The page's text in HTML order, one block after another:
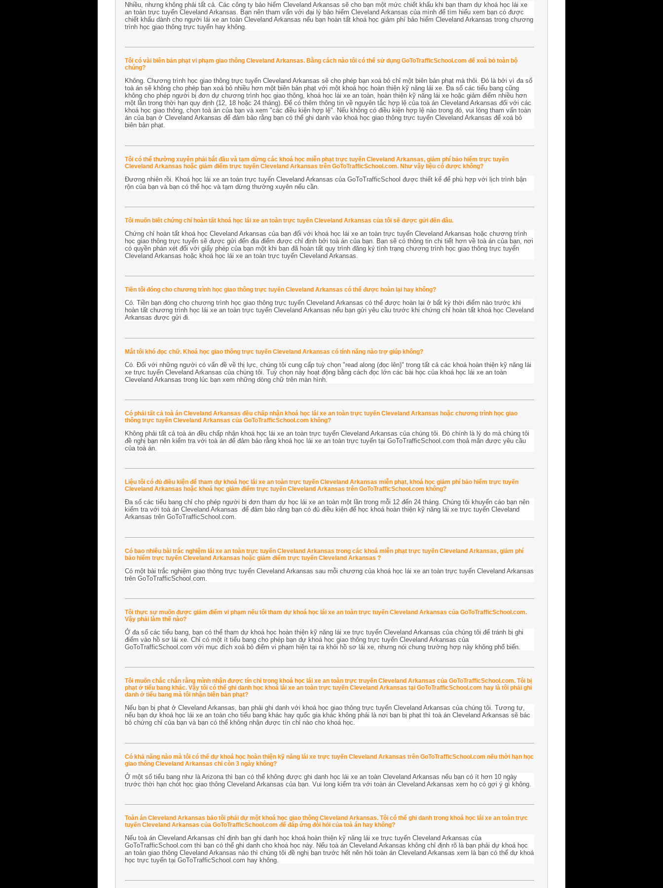
Nhiều, nhưng không phải tất cả. Các công ty bảo hiểm Cleveland Arkansas sẽ cho bạn một mức chiết khấu khi bạn tham dự khoá học lái xe
an toàn trực tuyến Cleveland Arkansas. Bạn nên tham vấn với đại lý bảo hiểm Cleveland Arkansas của mình để tìm hiểu xem bạn có được
chiết khấu dành cho người lái xe an toàn Cleveland Arkansas nếu bạn hoàn tất khoá học giảm phí bảo hiểm Cleveland Arkansas trong chương
trình học giao thông trực tuyến hay không.
Tôi có vài biên bản phạt vi phạm giao thông Cleveland Arkansas. Bằng cách nào tôi có thể sử dụng GoToTrafficSchool.com để xoá bỏ toàn bộ
chúng?
Không. Chương trình học giao thông trực tuyến Cleveland Arkansas sẽ cho phép bạn xoá bỏ chỉ một biên bản phạt mà thôi. Đó là bởi vì đa số
toà án sẽ không cho phép bạn xoá bỏ nhiều hơn một biên bản phạt với một khoá học hoàn thiện kỹ năng lái xe. Đa số các tiểu bang cũng
không cho phép người bị đơn dự chương trình học giao thông, khoá học lái xe an toàn, hoàn thiện kỹ năng lái xe hoặc giảm điểm nhiều hơn
một lần trong thời hạn quy định (12, 18 hoặc 24 tháng). Để có thêm thông tin về nguyên tắc hợp lệ của toà án Cleveland Arkansas đối với các
khoá học giao thông, chọn toà án của bạn và xem "các điều kiện hợp lệ". Nếu không có điều kiện hợp lệ nào trong đó, vui lòng tham vấn toàn
án của bạn ở Cleveland Arkansas để đảm bảo rằng bạn có thể ghi danh vào khoá học giao thông trực tuyến Cleveland Arkansas để xoá bỏ
biên bản phạt.
Tôi có thể thường xuyên phải bắt đầu và tạm dừng các khoá học miễn phạt trực tuyến Cleveland Arkansas, giảm phí bảo hiểm trực tuyến
Cleveland Arkansas hoặc giảm điểm trực tuyến Cleveland Arkansas trên GoToTrafficSchool.com. Như vậy liệu có được không?
Đương nhiên rồi. Khoá học lái xe an toàn trực tuyến Cleveland Arkansas của GoToTrafficSchool được thiết kế để phù hợp với lịch trình bận
rộn của bạn và bạn có thể học và tạm dừng thường xuyên nếu cần.
Tôi muốn biết chứng chỉ hoàn tất khoá học lái xe an toàn trực tuyến Cleveland Arkansas của tôi sẽ được gửi đến đâu.
Chứng chỉ hoàn tất khoá học Cleveland Arkansas của bạn đối với khoá học lái xe an toàn trực tuyến Cleveland Arkansas hoặc chương trình
học giao thông trực tuyến sẽ được gửi đến địa điểm được chỉ định bởi toà án của bạn. Bạn sẽ có thông tin chi tiết hơn về toà án của bạn, nơi
có quyền phán xét đối với giấy phép của bạn một khi bạn đã hoàn tất quy trình đăng ký tình trạng chương trình học giao thông trực tuyến
Cleveland Arkansas hoặc khoá học lái xe an toàn trực tuyến Cleveland Arkansas.
Tiền tôi đóng cho chương trình học giao thông trực tuyến Cleveland Arkansas có thể được hoàn lại hay không?
Có. Tiền bạn đóng cho chương trình học giao thông trực tuyến Cleveland Arkansas có thể được hoàn lại ở bất kỳ thời điểm nào trước khi
hoàn tất chương trình học lái xe an toàn trực tuyến Cleveland Arkansas nếu bạn gửi yêu cầu trước khi chứng chỉ hoàn tất khoá học Cleveland
Arkansas được gửi đi.
Mắt tôi khó đọc chữ. Khoá học giao thông trực tuyến Cleveland Arkansas có tính năng nào trợ giúp không?
Có. Đối với những người có vấn đề về thị lực, chúng tôi cung cấp tuỳ chọn "read along (đọc lên)" trong tất cả các khoá hoàn thiện kỹ năng lái
xe trực tuyến Cleveland Arkansas của chúng tôi. Tuỳ chọn này hoạt động bằng cách đọc lớn các bài học của khoá học lái xe an toàn
Cleveland Arkansas trong lúc bạn xem những dòng chữ trên màn hình.
Có phải tất cả toà án Cleveland Arkansas đều chấp nhận khoá học lái xe an toàn trực tuyến Cleveland Arkansas hoặc chương trình học giao
thông trực tuyến Cleveland Arkansas của GoToTrafficSchool.com không?
Không phải tất cả toà án đều chấp nhận khoá học lái xe an toàn trực tuyến Cleveland Arkansas của chúng tôi. Đó chính là lý do mà chúng tôi
đề nghị bạn nên kiểm tra với toà án để đảm bảo rằng khoá học lái xe an toàn trực tuyến tại GoToTrafficSchool.com thoả mãn được yêu cầu
của toà án.
Liệu tôi có đủ điều kiện để tham dự khoá học lái xe an toàn trực tuyến Cleveland Arkansas miễn phạt, khoá học giảm phí bảo hiểm trực tuyến
Cleveland Arkansas hoặc khoá học giảm điểm trực tuyến Cleveland Arkansas trên GoToTrafficSchool.com không?
Đa số các tiểu bang chỉ cho phép người bị đơn tham dự học lái xe an toàn một lần trong mỗi 12 đến 24 tháng. Chúng tôi khuyến cáo bạn nên
kiểm tra với toà án Cleveland Arkansas để đảm bảo rằng bạn có đủ điều kiện để học khoá hoàn thiện kỹ năng lái xe trực tuyến Cleveland
Arkansas trên GoToTrafficSchool.com.
Có bao nhiêu bài trắc nghiệm lái xe an toàn trực tuyến Cleveland Arkansas trong các khoá miễn phạt trực tuyến Cleveland Arkansas, giảm phí
bảo hiểm trực tuyến Cleveland Arkansas hoặc giảm điểm trực tuyến Cleveland Arkansas ?
Có một bài trắc nghiệm giao thông trực tuyến Cleveland Arkansas sau mỗi chương của khoá học lái xe an toàn trực tuyến Cleveland Arkansas
trên GoToTrafficSchool.com.
Tôi thực sự muốn được giảm điểm vi phạm nếu tôi tham dự khoá học lái xe an toàn trực tuyến Cleveland Arkansas của GoToTrafficSchool.com.
Vậy phải làm thế nào?
Ở đa số các tiểu bang, bạn có thể tham dự khoá học hoàn thiện kỹ năng lái xe trực tuyến Cleveland Arkansas của chúng tôi để tránh bị ghi
điểm vào hồ sơ lái xe. Chỉ có một ít tiểu bang cho phép bạn dự khoá học giao thông trực tuyến Cleveland Arkansas của
GoToTrafficSchool.com với mục đích xoá bỏ điểm vi phạm hiện tại ra khỏi hồ sơ lái xe, nhưng nói chung trường hợp này không phổ biến.
Tôi muốn chắc chắn rằng mình nhận được tín chỉ trong khoá học lái xe an toàn trực truyến Cleveland Arkansas của GoToTrafficSchool.com. Tôi bị
phạt ở tiểu bang khác. Vậy tôi có thể ghi danh học khoá lái xe an toàn trực tuyến Cleveland Arkansas tại GoToTrafficSchool.com hay là tôi phải ghi
danh ở tiểu bang mà tôi nhận biên bản phạt?
Nếu bạn bị phạt ở Cleveland Arkansas, bạn phải ghi danh với khoá học giao thông trực tuyến Cleveland Arkansas của chúng tôi. Tương tự,
nếu bạn dự khoá học lái xe an toàn cho tiểu bang khác hay quốc gia khác không phải là nơi bạn bị phạt thì toà án Cleveland Arkansas sẽ bác
bỏ chứng chỉ của bạn và bạn có thể không nhận được tín chỉ nào cho khoá học.
Có khả năng nào mà tôi có thể dự khoá học hoàn thiện kỹ năng lái xe trực tuyến Cleveland Arkansas trên GoToTrafficSchool.com nếu thời hạn học
giao thông Cleveland Arkansas chỉ còn 3 ngày không?
Ở một số tiểu bang như là Arizona thì bạn có thể không được ghi danh học lái xe an toàn Cleveland Arkansas nếu bạn có ít hơn 10 ngày
trước thời hạn chót học giao thông Cleveland Arkansas của bạn. Vui long kiểm tra với toàn án Cleveland Arkansas xem họ có gợi ý gì không.
Toàn án Cleveland Arkansas bảo tôi phải dự một khoá học giao thông Cleveland Arkansas. Tôi có thể ghi danh trong khoá học lái xe an toàn trực
tuyến Cleveland Arkansas của GoToTrafficSchool.com để đáp ứng đòi hỏi của toà án hay không?
Nếu toà án Cleveland Arkansas chỉ định bạn ghi danh học khoá hoàn thiện kỹ năng lái xe trực tuyến Cleveland Arkansas của
GoToTrafficSchool.com thì bạn có thể ghi danh cho khoá học này. Nếu toà án Cleveland Arkansas không chỉ định rõ là bạn phải dự khoá học
an toàn giao thông Cleveland Arkansas nào thì chúng tôi đề nghị bạn trước hết nên hỏi toàn án Cleveland Arkansas xem là bạn có thể dự khoá
học trực tuyến tại GoToTrafficSchool.com hay không.